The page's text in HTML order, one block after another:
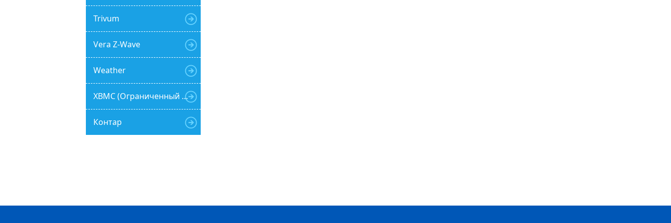
Trivum
Vera Z-Wave
Weather
XBMC (Ограниченный функционал)
Контар